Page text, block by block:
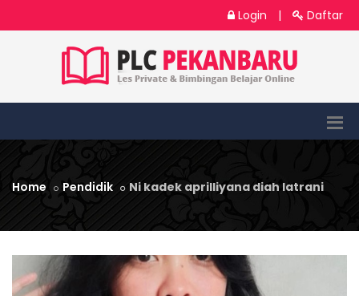
Login | Daftar
Home Pendidik Ni kadek aprilliyana diah latrani